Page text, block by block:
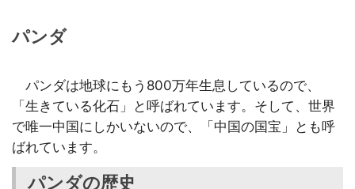
パンダ
パンダは地球にもう800万年生息しているので、
「生きている化石」と呼ばれています。そして、世界
で唯一中国にしかいないので、「中国の国宝」とも呼
ばれています。
パンダの歴史